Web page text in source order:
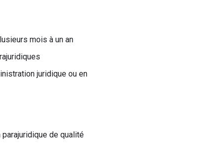
mois à un an
juridique ou en
de qualité